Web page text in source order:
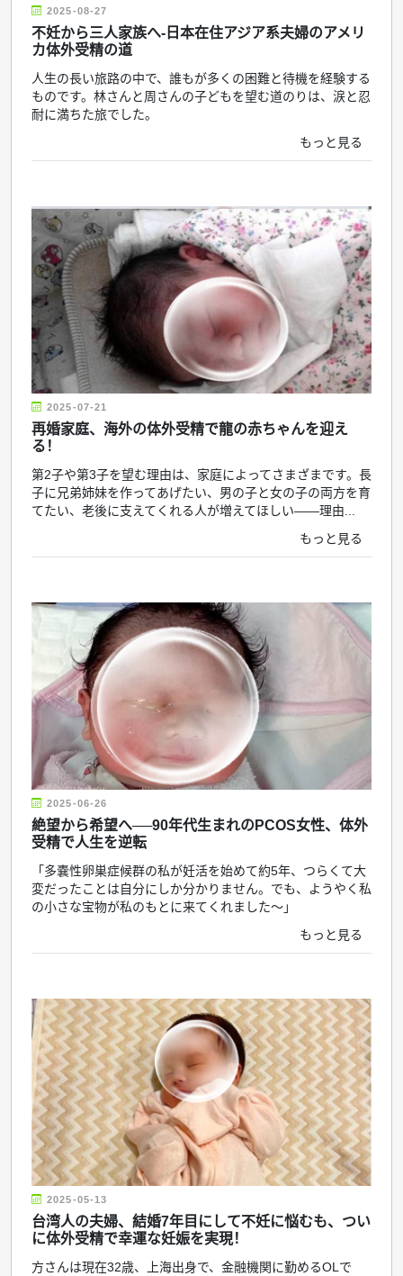
2025-08-27
不妊から三人家族へ-日本在住アジア系夫婦のアメリ
カ体外受精の道
人生の長い旅路の中で、誰もが多くの困難と待機を経験する
ものです。林さんと周さんの子どもを望む道のりは、涙と忍
耐に満ちた旅でした。
もっと見る
2025-07-21
再婚家庭、海外の体外受精で龍の赤ちゃんを迎え
る！
第2子や第3子を望む理由は、家庭によってさまざまです。長
子に兄弟姉妹を作ってあげたい、男の子と女の子の両方を育
てたい、老後に支えてくれる人が増えてほしい――理由...
もっと見る
2025-06-26
絶望から希望へ──90年代生まれのPCOS女性、体外
受精で人生を逆転
「多嚢性卵巣症候群の私が妊活を始めて約5年、つらくて大
変だったことは自分にしか分かりません。でも、ようやく私
の小さな宝物が私のもとに来てくれました〜」
もっと見る
2025-05-13
台湾人の夫婦、結婚7年目にして不妊に悩むも、つい
に体外受精で幸運な妊娠を実現！
方さんは現在32歳、上海出身で、金融機関に勤めるOLで